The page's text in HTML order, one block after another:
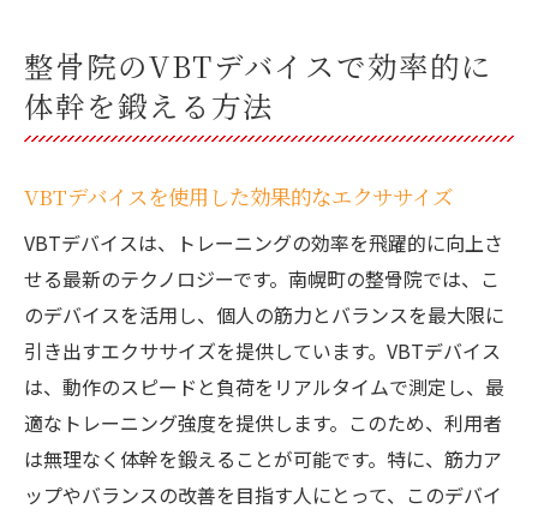
整骨院のVBTデバイスで効率的に
体幹を鍛える方法
VBTデバイスを使用した効果的なエクササイズ
VBTデバイスは、トレーニングの効率を飛躍的に向上さ
せる最新のテクノロジーです。南幌町の整骨院では、こ
のデバイスを活用し、個人の筋力とバランスを最大限に
引き出すエクササイズを提供しています。VBTデバイス
は、動作のスピードと負荷をリアルタイムで測定し、最
適なトレーニング強度を提供します。このため、利用者
は無理なく体幹を鍛えることが可能です。特に、筋力ア
ップやバランスの改善を目指す人にとって、このデバイ